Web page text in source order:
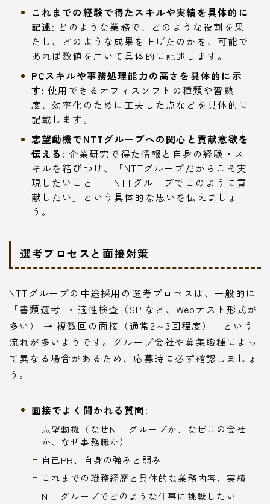
これまでの経験で得たスキルや実績を具体的に
記述: どのような業務で、どのような役割を果
たし、どのような成果を上げたのかを、可能で
あれば数値を用いて具体的に記述します。
PCスキルや事務処理能力の高さを具体的に示
す: 使用できるオフィスソフトの種類や習熟
度、効率化のために工夫した点などを具体的に
記載します。
志望動機でNTTグループへの関心と貢献意欲を
伝える: 企業研究で得た情報と自身の経験・ス
キルを結びつけ、「NTTグループだからこそ実
現したいこと」「NTTグループでこのように貢
献したい」という具体的な思いを伝えましょ
う。
選考プロセスと面接対策
NTTグループの中途採用の選考プロセスは、一般的に
「書類選考 → 適性検査（SPIなど、Webテスト形式が
多い） → 複数回の面接（通常2～3回程度）」という
流れが多いようです。グループ会社や募集職種によっ
て異なる場合があるため、応募時に必ず確認しましょ
う。
面接でよく聞かれる質問:
志望動機（なぜNTTグループか、なぜこの会社
か、なぜ事務職か）
自己PR、自身の強みと弱み
これまでの職務経歴と具体的な業務内容、実績
NTTグループでどのような仕事に挑戦したい